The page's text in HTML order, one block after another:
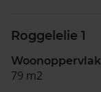
Roggelelie 1
Woonoppervlak
79 m2